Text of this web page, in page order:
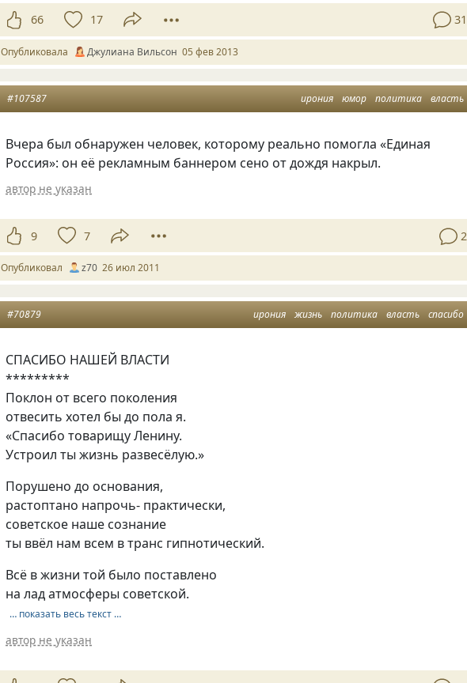
66 17 31
Опубликовала Джулиана Вильсон 05 фев 2013
ирония юмор политика власть
#107587
Вчера был обнаружен человек, которому реально помогла «Единая
Россия»: он её рекламным баннером сено от дождя накрыл.
автор не указан
9 7 2
Опубликовал z70 26 июл 2011
ирония жизнь политика власть спасибо
#70879
СПАСИБО НАШЕЙ ВЛАСТИ
*********
Поклон от всего поколения
отвесить хотел бы до пола я.
«Спасибо товарищу Ленину.
Устроил ты жизнь развесёлую.»
Порушено до основания,
растоптано напрочь- практически,
советское наше сознание
ты ввёл нам всем в транс гипнотический.
Всё в жизни той было поставлено
на лад атмосферы советской.
… показать весь текст …
автор не указан